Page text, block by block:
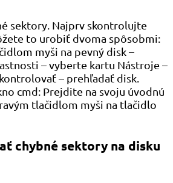
sektory. Najprv skontrolujte
to urobiť dvoma spôsobmi:
myši na pevný disk –
– vyberte kartu Nástroje –
– prehľadať disk.
cmd: Prejdite na svoju úvodnú
tlačidlom myši na tlačidlo
chybné sektory na disku